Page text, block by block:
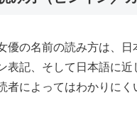
優の名前の読み方は、日
表記、そして日本語に近
者によってはわかりにく